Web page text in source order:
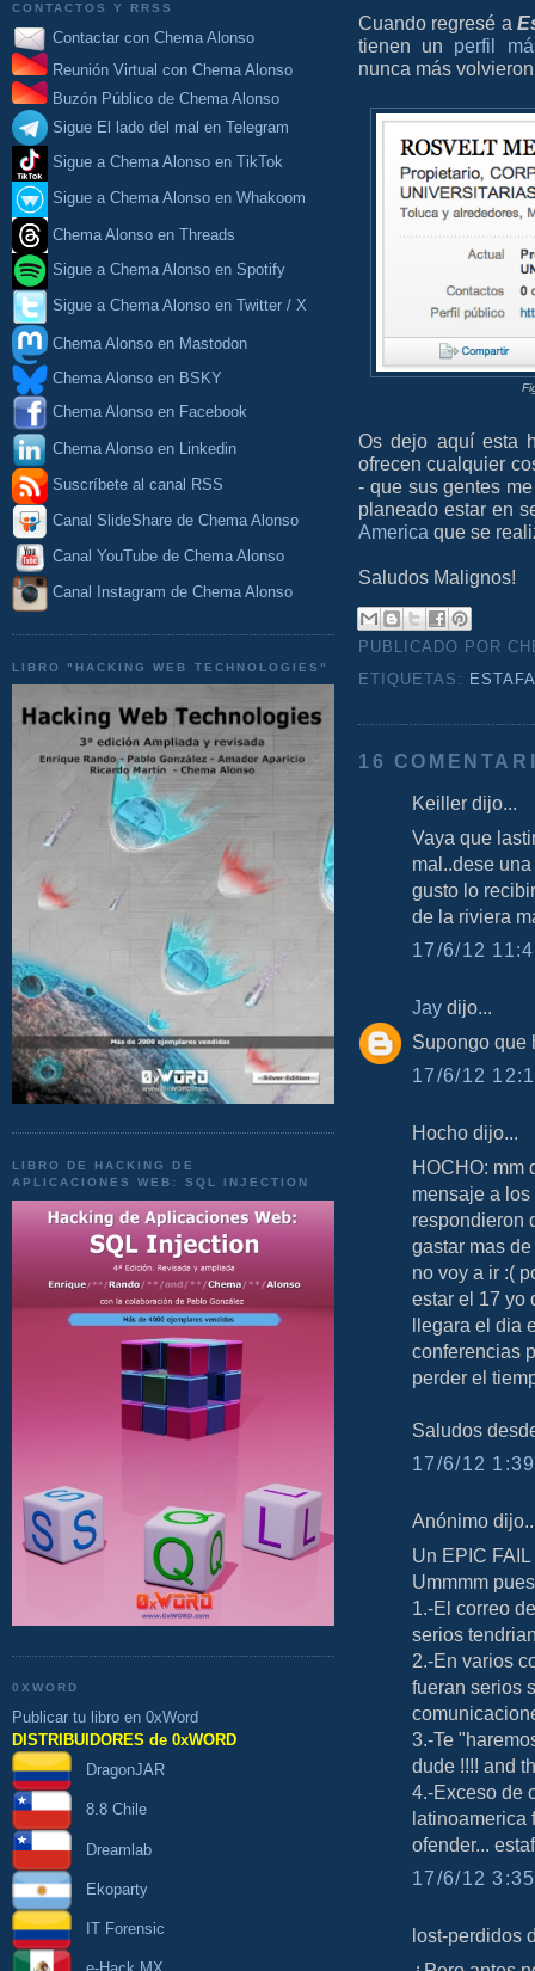
CONTACTOS Y RRSS
Contactar con Chema Alonso
Reunión Virtual con Chema Alonso
Buzón Público de Chema Alonso
Sigue El lado del mal en Telegram
Sigue a Chema Alonso en TikTok
Sigue a Chema Alonso en Whakoom
Chema Alonso en Threads
Sigue a Chema Alonso en Spotify
Sigue a Chema Alonso en Twitter / X
Chema Alonso en Mastodon
Chema Alonso en BSKY
Chema Alonso en Facebook
Chema Alonso en Linkedin
Suscríbete al canal RSS
Canal SlideShare de Chema Alonso
Canal YouTube de Chema Alonso
Canal Instagram de Chema Alonso
LIBRO "HACKING WEB TECHNOLOGIES"
LIBRO DE HACKING DE
APLICACIONES WEB: SQL INJECTION
0XWORD
Publicar tu libro en 0xWord
DISTRIBUIDORES de 0xWORD
DragonJAR
8.8 Chile
Dreamlab
Ekoparty
IT Forensic
Cuando regresé a
tienen un perfil
nunca más
Os dejo aquí esta
ofrecen cualquier
- que sus gentes
planeado estar en
America que se
Saludos Malignos!
PUBLICADO POR
ETIQUETAS:
16
Keiller dijo...
Vaya que
mal..dese
gusto lo
de la riviera
17/6/12
Jay dijo...
Supongo que
17/6/12
Hocho dijo...
HOCHO: mm
mensaje a
respondieron
gastar mas
no voy a ir :(
estar el 17 yo
llegara el dia
conferencias
perder el
Saludos
17/6/12
Anónimo
Un EPIC
Ummmm
1.-El correo
serios
2.-En varios
fueran serios
3.-Te
dude !!!! and
4.-Exceso de
latinoamerica
ofender...
17/6/12
lost-perdidos